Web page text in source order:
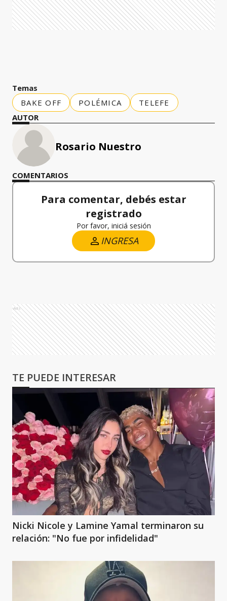
Temas
BAKE OFF
POLÉMICA
TELEFE
AUTOR
Rosario Nuestro
COMENTARIOS
Para comentar, debés estar
registrado
Por favor, iniciá sesión
INGRESA
Ads
TE PUEDE INTERESAR
Nicki Nicole y Lamine Yamal terminaron su
relación: "No fue por infidelidad"